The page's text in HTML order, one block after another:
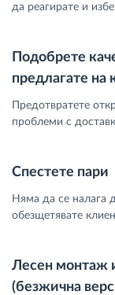
да реагирате и
Подобрете
предлагате на
Предотвратете
проблеми с
Спестете пари
Няма да се налага
обезщетявате
Лесен монтаж
(безжична